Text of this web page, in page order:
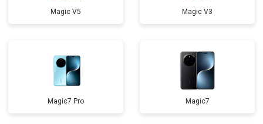
Magic V5 Magic V3
Magic7 Pro Magic7